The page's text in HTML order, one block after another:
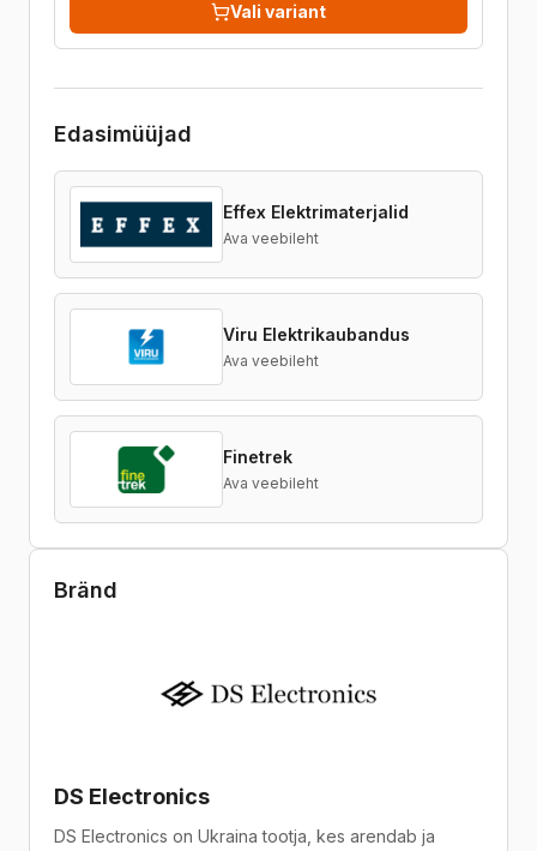
Vali variant
Edasimüüjad
Effex Elektrimaterjalid
Ava veebileht
Viru Elektrikaubandus
Ava veebileht
Finetrek
Ava veebileht
Bränd
DS Electronics
DS Electronics on Ukraina tootja, kes arendab ja